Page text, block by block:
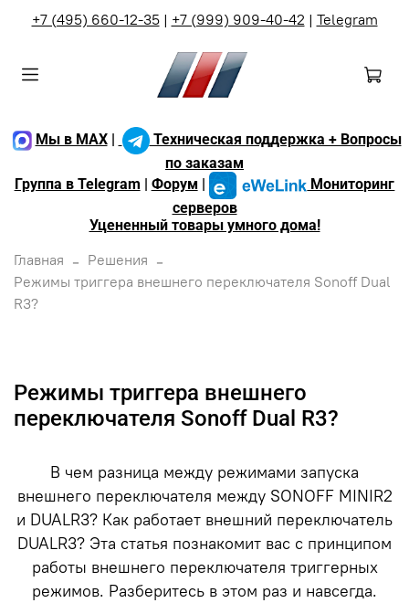
+7 (495) 660-12-35| +7 (999) 909-40-42 | Telegram
Мы в MAX|
Техническая поддержка + Вопросы
по заказам
Группа в Telegram
Форум
Мониторинг
серверов
Уцененный товары умного дома!
Главная
Решения
Режимы триггера внешнего переключателя Sonoff Dual
R3?
Режимы триггера внешнего
переключателя Sonoff Dual R3?
В чем разница между режимами запуска
внешнего переключателя между SONOFF MINIR2
и DUALR3? Как работает внешний переключатель
DUALR3? Эта статья познакомит вас с принципом
работы внешнего переключателя триггерных
режимов. Разберитесь в этом раз и навсегда.